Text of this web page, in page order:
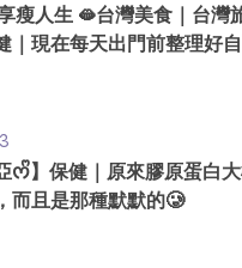
享瘦人生 🫦台灣美食｜台灣
現在每天出門前整理好自
ᰔᩚ】保健｜原來膠原蛋白
而且是那種默默的🥲